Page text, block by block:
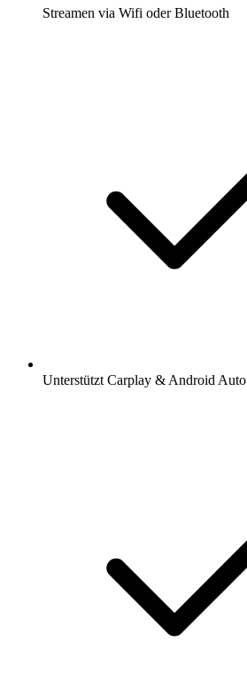
Streamen via Wifi oder Bluetooth
Unterstützt Carplay & Android Auto